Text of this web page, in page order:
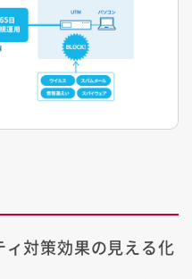
ィ対策効果の見える化